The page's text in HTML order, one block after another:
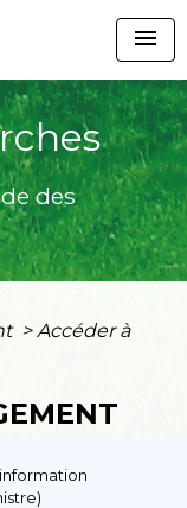
menu
des
> Accéder à